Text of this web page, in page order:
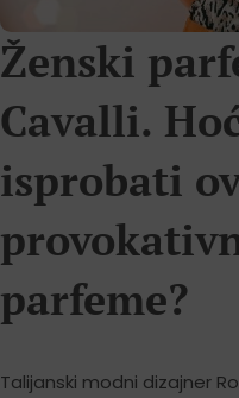
Ženski
Cavalli.
isprobati
parfeme?
Talijanski modni dizajner